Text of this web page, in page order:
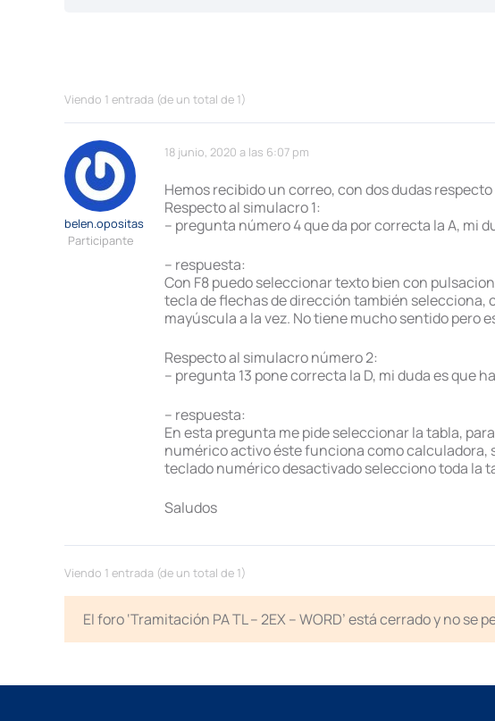
Viendo 1 entrada (de un total de 1)
18 junio, 2020 a las 6:07 pm
belen.opositas
Participante
Hemos recibido un correo, con dos dudas respecto
Respecto al simulacro 1:
– pregunta número 4 que da por correcta la A, mi
– respuesta:
Con F8 puedo seleccionar texto bien con
tecla de flechas de dirección también selecciona,
mayúscula a la vez. No tiene mucho sentido pero
Respecto al simulacro número 2:
– pregunta 13 pone correcta la D, mi duda es que
– respuesta:
En esta pregunta me pide seleccionar la tabla,
numérico activo éste funciona como calculadora,
teclado numérico desactivado selecciono toda la
Saludos
Viendo 1 entrada (de un total de 1)
El foro ‘Tramitación PA TL – 2EX – WORD’ está cerrado y no